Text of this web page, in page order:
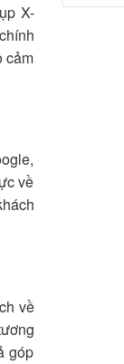
X-
cảm
về
về
góp